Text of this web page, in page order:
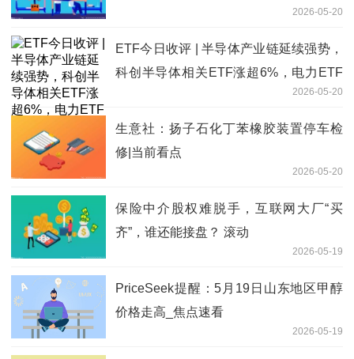
2026-05-20
ETF今日收评 | 半导体产业链延续强势，
科创半导体相关ETF涨超6%，电力ETF
2026-05-20
生意社：扬子石化丁苯橡胶装置停车检
修|当前看点
2026-05-20
保险中介股权难脱手，互联网大厂“买
齐”，谁还能接盘？ 滚动
2026-05-19
PriceSeek提醒：5月19日山东地区甲醇
价格走高_焦点速看
2026-05-19